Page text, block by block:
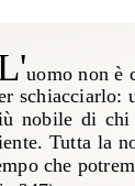
uomo non è
schiacciarlo:
nobile di chi
Tutta la
che